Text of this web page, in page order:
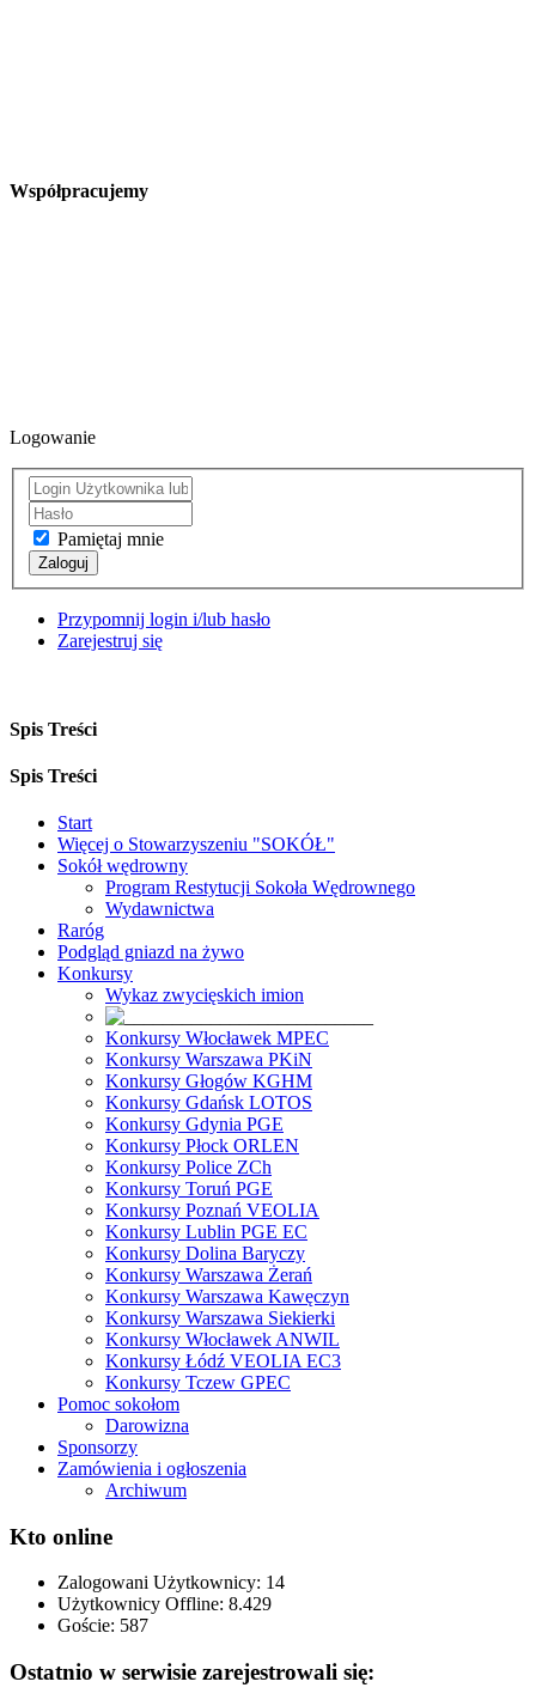
Współpracujemy
Logowanie
Pamiętaj mnie
Zaloguj
Przypomnij login i/lub hasło
Zarejestruj się
Spis Treści
Spis Treści
Start
Więcej o Stowarzyszeniu "SOKÓŁ"
Sokół wędrowny
Program Restytucji Sokoła Wędrownego
Wydawnictwa
Raróg
Podgląd gniazd na żywo
Konkursy
Wykaz zwycięskich imion
Konkursy Włocławek MPEC
Konkursy Warszawa PKiN
Konkursy Głogów KGHM
Konkursy Gdańsk LOTOS
Konkursy Gdynia PGE
Konkursy Płock ORLEN
Konkursy Police ZCh
Konkursy Toruń PGE
Konkursy Poznań VEOLIA
Konkursy Lublin PGE EC
Konkursy Dolina Baryczy
Konkursy Warszawa Żerań
Konkursy Warszawa Kawęczyn
Konkursy Warszawa Siekierki
Konkursy Włocławek ANWIL
Konkursy Łódź VEOLIA EC3
Konkursy Tczew GPEC
Pomoc sokołom
Darowizna
Sponsorzy
Zamówienia i ogłoszenia
Archiwum
Kto online
Zalogowani Użytkownicy: 14
Użytkownicy Offline: 8.429
Goście: 587
Ostatnio w serwisie zarejestrowali się: